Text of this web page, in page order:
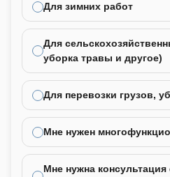
Для зимних работ
Для
уборка травы и другое)
Для перевозки грузов,
Мне нужен
Мне нужна консультация